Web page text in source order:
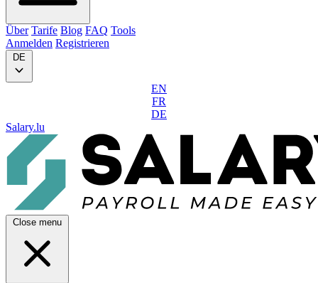
Über Tarife Blog FAQ Tools
Anmelden Registrieren
DE
EN
FR
DE
Salary.lu
Close menu